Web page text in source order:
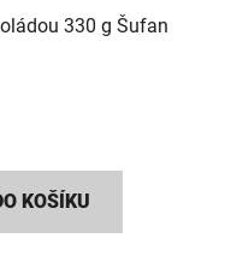
330 g Šufan
KOŠÍKU